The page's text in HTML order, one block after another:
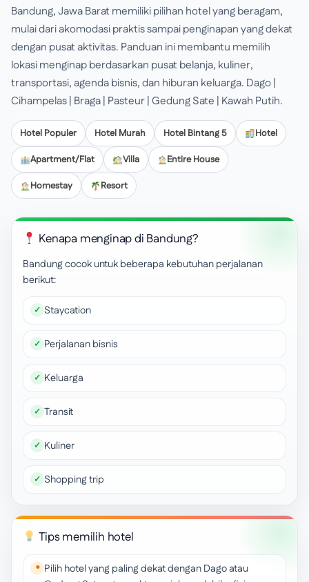
Bandung, Jawa Barat memiliki pilihan hotel yang beragam,
mulai dari akomodasi praktis sampai penginapan yang dekat
dengan pusat aktivitas. Panduan ini membantu memilih
lokasi menginap berdasarkan pusat belanja, kuliner,
transportasi, agenda bisnis, dan hiburan keluarga. Dago |
Cihampelas | Braga | Pasteur | Gedung Sate | Kawah Putih.
Hotel Populer Hotel Murah Hotel Bintang 5 Hotel
Apartment/Flat Villa Entire House
Homestay Resort
Kenapa menginap di Bandung?
Bandung cocok untuk beberapa kebutuhan perjalanan
berikut:
Staycation
Perjalanan bisnis
Keluarga
Transit
Kuliner
Shopping trip
Tips memilih hotel
Pilih hotel yang paling dekat dengan Dago atau